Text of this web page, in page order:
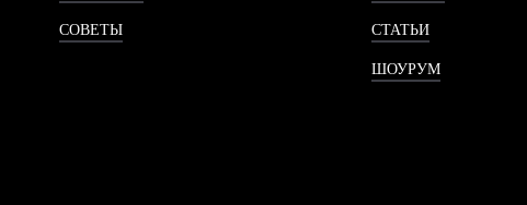
СОВЕТЫ СТАТЬИ
ШОУРУМ